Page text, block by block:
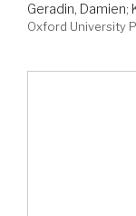
Geradin, Damien;
Oxford University